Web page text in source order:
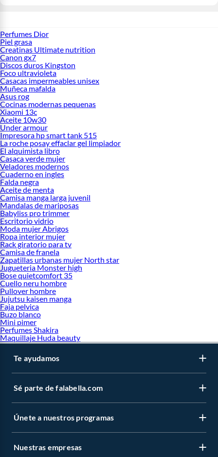
Perfumes Dior
Piel grasa
Creatinas Ultimate nutrition
Canon gx7
Discos duros Kingston
Foco ultravioleta
Casacas impermeables unisex
Muñeca mafalda
Asus rog
Cocinas modernas pequenas
Xiaomi 13c
Aceite 10w30
Under armour
Impresora hp smart tank 515
La roche posay effaclar gel limpiador
El alquimista libro
Casaca verde mujer
Veladores modernos
Cuaderno en ingles
Falda negra
Aceite de menta
Camisa manga larga juvenil
Mandalas de mariposas
Babyliss pro trimmer
Escritorio vidrio
Moda mujer Abrigos
Ropa interior mujer
Rack giratorio para tv
Camisa de franela
Zapatillas urbanas mujer North star
Jugueteria Monster high
Bose quietcomfort 35
Cuello neru hombre
Pullover hombre
Jujutsu kaisen manga
Faja pelvica
Buzo blanco
Mini pimer
Perfumes Shakira
Maquillaje Huda beauty
Te ayudamos
Sé parte de falabella.com
Únete a nuestros programas
Nuestras empresas